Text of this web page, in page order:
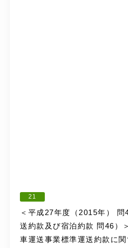
21
＜平成27年度（2015年）
送約款及び宿泊約款 問46）
車運送事業標準運送約款に関